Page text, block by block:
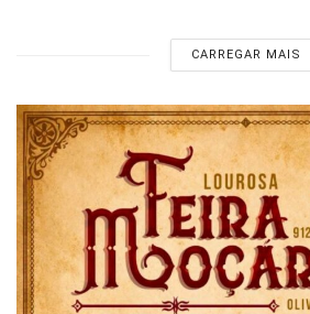
CARREGAR MAIS